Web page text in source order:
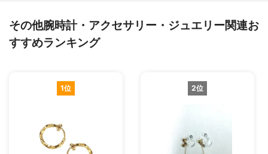
その他腕時計・アクセサリー・ジュエリー関連お
すすめランキング
1位 2位